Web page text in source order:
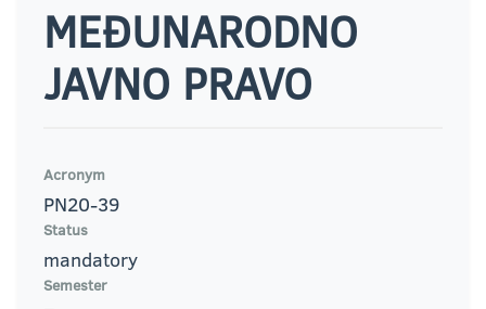
MEĐUNARODNO
JAVNO PRAVO
Acronym
PN20-39
Status
mandatory
Semester